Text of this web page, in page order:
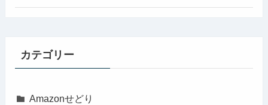
カテゴリー
Amazonせどり